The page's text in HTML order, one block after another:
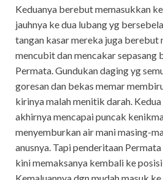
Keduanya berebut memasukkan
jauhnya ke dua lubang yg
tangan kasar mereka juga berebut
mencubit dan mencakar sepasang
Permata. Gundukan daging yg
goresan dan bekas memar
kirinya malah menitik darah.
akhirnya mencapai puncak
menyemburkan air mani masing-
anusnya. Tapi penderitaan
kini memaksanya kembali ke
Kemaluannya dgn mudah masuk